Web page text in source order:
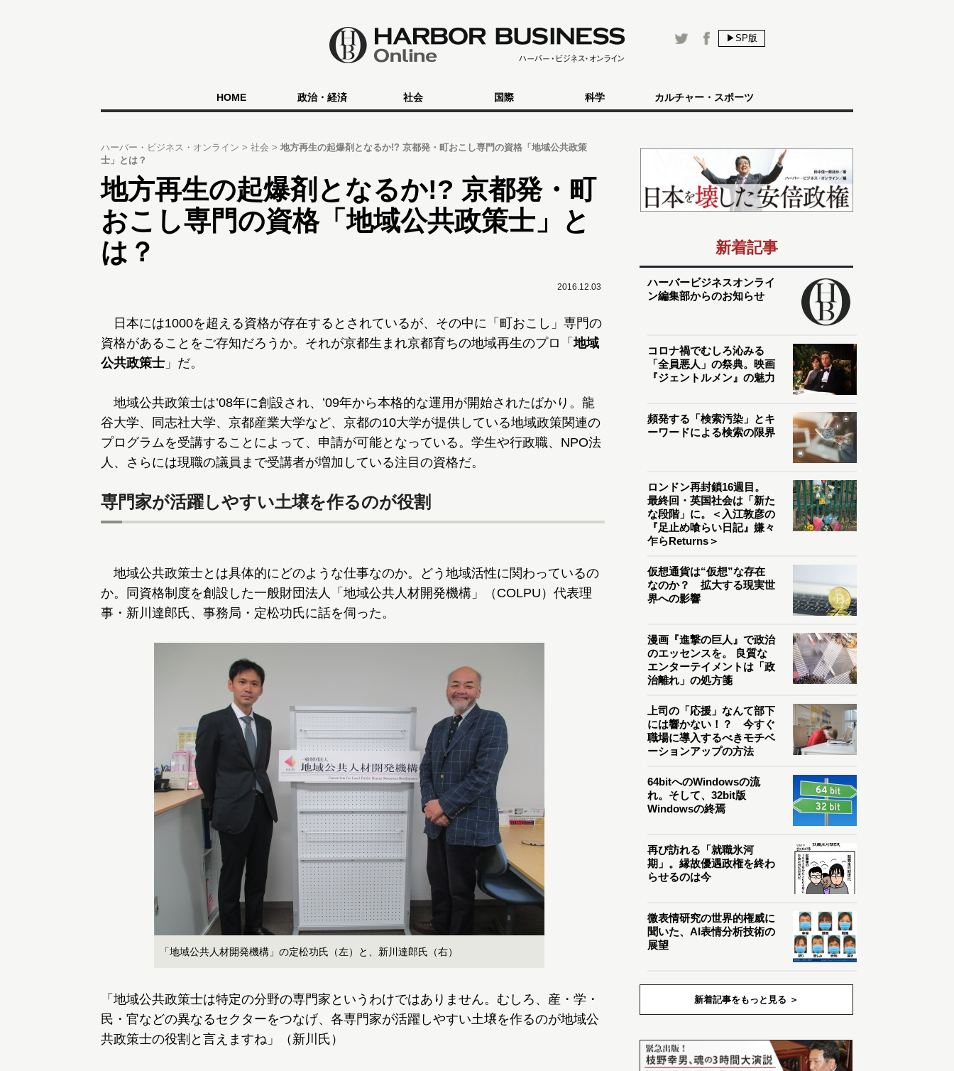
▶SP版
HOME 政治・経済 社会 国際 科学 カルチャー・スポーツ
ハーバー・ビジネス・オンライン 社会
地方再生の起爆剤となるか!? 京都発・町おこし専門の資格「地域公共政策
士」とは？
地方再生の起爆剤となるか!? 京都発・町
おこし専門の資格「地域公共政策士」と
は？
2016.12.03
日本には1000を超える資格が存在するとされているが、その中に「町おこし」専門の
資格があることをご存知だろうか。それが京都生まれ京都育ちの地域再生のプロ「地域
公共政策士 」だ。
地域公共政策士は’08年に創設され、’09年から本格的な運用が開始されたばかり。龍
谷大学、同志社大学、京都産業大学など、京都の10大学が提供している地域政策関連の
プログラムを受講することによって、申請が可能となっている。学生や行政職、NPO法
人、さらには現職の議員まで受講者が増加している注目の資格だ。
専門家が活躍しやすい土壌を作るのが役割
地域公共政策士とは具体的にどのような仕事なのか。どう地域活性に関わっているの
か。同資格制度を創設した一般財団法人「地域公共人材開発機構」（COLPU）代表理
事・新川達郎氏、事務局・定松功氏に話を伺った。
「地域公共人材開発機構」の定松功氏（左）と、新川達郎氏（右）
「地域公共政策士は特定の分野の専門家というわけではありません。むしろ、産・学・
民・官などの異なるセクターをつなげ、各専門家が活躍しやすい土壌を作るのが地域公
共政策士の役割と言えますね」（新川氏）
新着記事
ハーバービジネスオンライ
ン編集部からのお知らせ
コロナ禍でむしろ沁みる
「全員悪人」の祭典。映画
『ジェントルメン』の魅力
頻発する「検索汚染」とキ
ーワードによる検索の限界
ロンドン再封鎖16週目。
最終回・英国社会は「新た
な段階」に。＜入江敦彦の
『足止め喰らい日記』嫌々
乍らReturns＞
仮想通貨は“仮想”な存在
なのか？ 拡大する現実世
界への影響
漫画『進撃の巨人』で政治
のエッセンスを。 良質な
エンターテイメントは「政
治離れ」の処方箋
上司の「応援」なんて部下
には響かない！？ 今すぐ
職場に導入するべきモチベ
ーションアップの方法
64bitへのWindowsの流
れ。そして、32bit版
Windowsの終焉
再び訪れる「就職氷河
期」。縁故優遇政権を終わ
らせるのは今
微表情研究の世界的権威に
聞いた、AI表情分析技術の
展望
新着記事をもっと見る